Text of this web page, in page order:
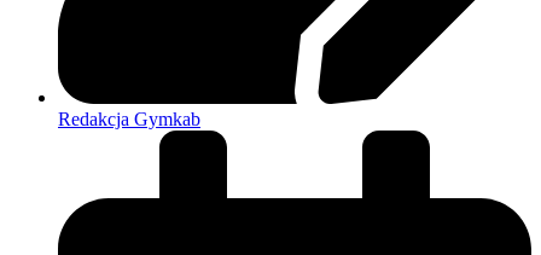
Redakcja Gymkab